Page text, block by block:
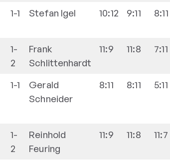
1-1 Stefan Igel 10:12 9:11 8:11
1-
2
Frank
Schlittenhardt
11:9 11:8 7:11
1-1
Gerald
Schneider
8:11 8:11 5:11
1-
2
Reinhold
Feuring
11:9 11:8 11:7